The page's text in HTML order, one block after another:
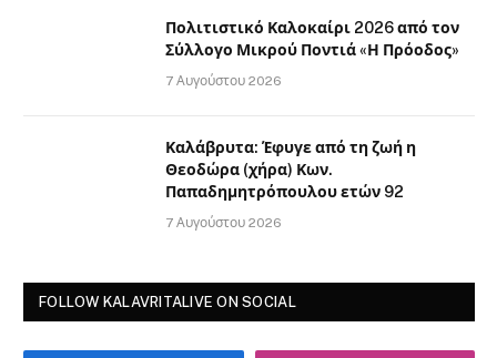
Πολιτιστικό Καλοκαίρι 2026 από τον
Σύλλογο Μικρού Ποντιά «Η Πρόοδος»
7 Αυγούστου 2026
Καλάβρυτα: Έφυγε από τη ζωή η
Θεοδώρα (χήρα) Κων.
Παπαδημητρόπουλου ετών 92
7 Αυγούστου 2026
FOLLOW KALAVRITALIVE ON SOCIAL